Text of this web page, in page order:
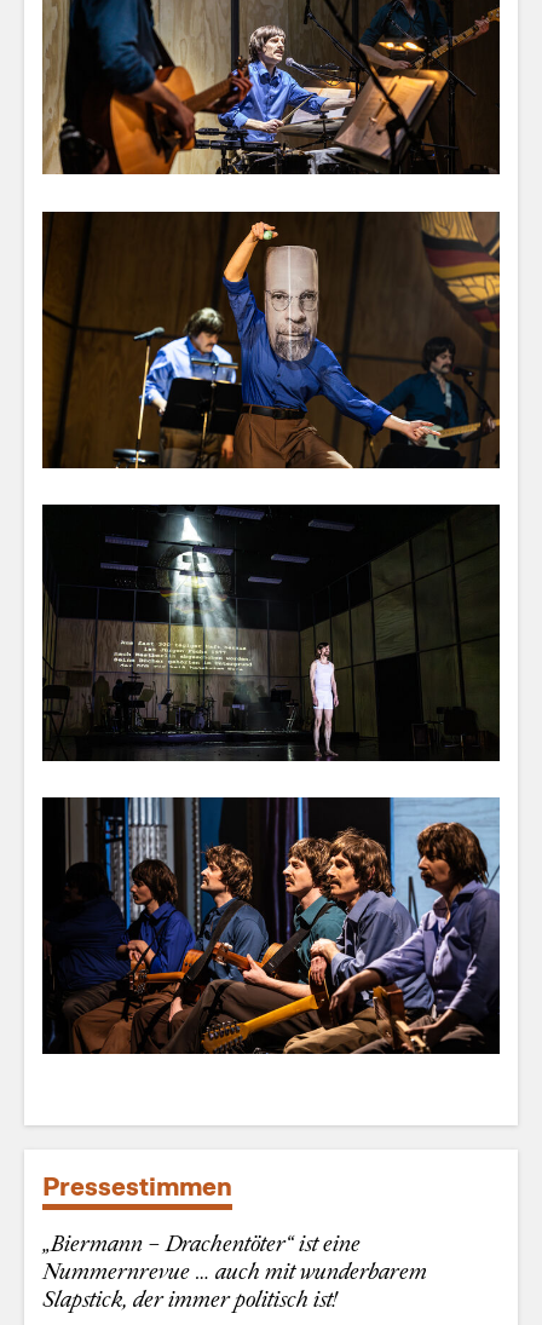
Pressestimmen
„Biermann – Drachentöter“ ist eine
Nummernrevue … auch mit wunderbarem
Slapstick, der immer politisch ist!